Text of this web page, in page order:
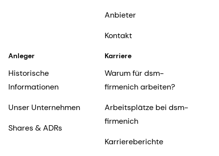
Anbieter
Kontakt
Anleger
Historische
Informationen
Unser Unternehmen
Shares & ADRs
Karriere
Warum für dsm-
firmenich arbeiten?
Arbeitsplätze bei dsm-
firmenich
Karriereberichte